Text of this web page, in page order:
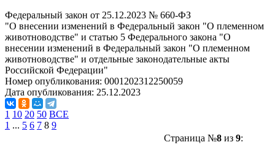
Федеральный закон от 25.12.2023 № 660-ФЗ
"О внесении изменений в Федеральный закон "О племенном
животноводстве" и статью 5 Федерального закона "О
внесении изменений в Федеральный закон "О племенном
животноводстве" и отдельные законодательные акты
Российской Федерации"
Номер опубликования: 0001202312250059
Дата опубликования: 25.12.2023
1 10 20 50 ВСЕ
1 ... 5 6 7 8 9
Страница №8из 9: